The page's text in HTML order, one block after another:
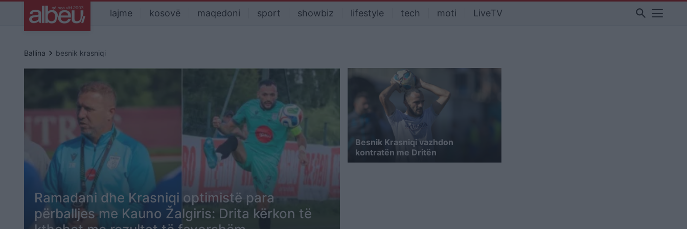
lajme kosovë maqedoni sport showbiz lifestyle tech moti LiveTV search
Ballina keyboard_arrow_right besnik krasniqi
Ramadani dhe Krasniqi optimistë para
përballjes me Kauno Žalgiris: Drita kërkon të
Besnik Krasniqi vazhdon
kontratën me Dritën